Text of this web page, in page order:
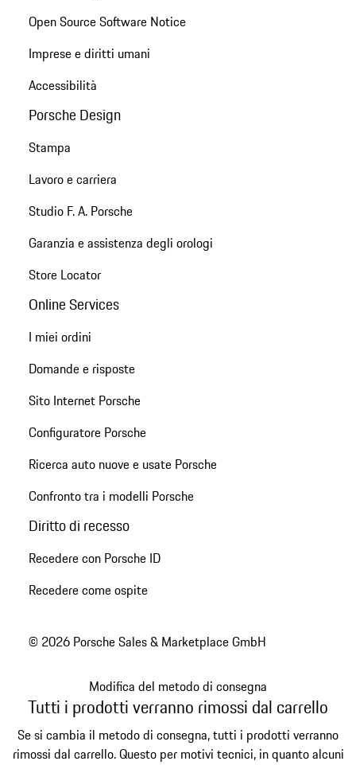
Open Source Software Notice
Imprese e diritti umani
Accessibilità
Porsche Design
Stampa
Lavoro e carriera
Studio F. A. Porsche
Garanzia e assistenza degli orologi
Store Locator
Online Services
I miei ordini
Domande e risposte
Sito Internet Porsche
Configuratore Porsche
Ricerca auto nuove e usate Porsche
Confronto tra i modelli Porsche
Diritto di recesso
Recedere con Porsche ID
Recedere come ospite
© 2026 Porsche Sales & Marketplace GmbH
Modifica del metodo di consegna
Tutti i prodotti verranno rimossi dal carrello
Se si cambia il metodo di consegna, tutti i prodotti verranno
rimossi dal carrello. Questo per motivi tecnici, in quanto alcuni